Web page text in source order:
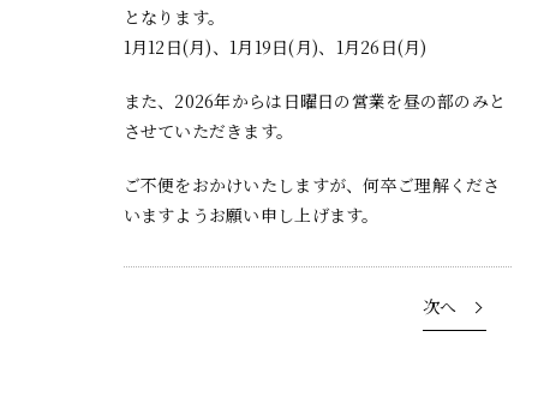
となります。
1月12日(月)、1月19日(月)、1月26日(月)
また、2026年からは日曜日の営業を昼の部のみと
させていただきます。
ご不便をおかけいたしますが、何卒ご理解くださ
いますようお願い申し上げます。
次へ